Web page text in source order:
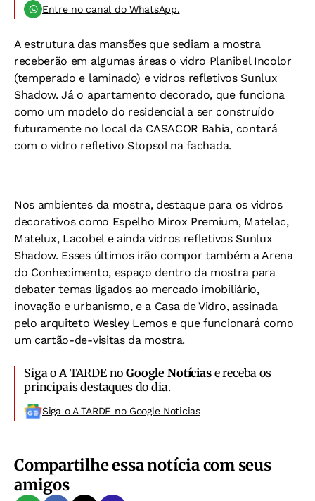
Entre no canal do WhatsApp.
A estrutura das mansões que sediam a mostra
receberão em algumas áreas o vidro Planibel Incolor
(temperado e laminado) e vidros refletivos Sunlux
Shadow. Já o apartamento decorado, que funciona
como um modelo do residencial a ser construído
futuramente no local da CASACOR Bahia, contará
com o vidro refletivo Stopsol na fachada.
Nos ambientes da mostra, destaque para os vidros
decorativos como Espelho Mirox Premium, Matelac,
Matelux, Lacobel e ainda vidros refletivos Sunlux
Shadow. Esses últimos irão compor também a Arena
do Conhecimento, espaço dentro da mostra para
debater temas ligados ao mercado imobiliário,
inovação e urbanismo, e a Casa de Vidro, assinada
pelo arquiteto Wesley Lemos e que funcionará como
um cartão-de-visitas da mostra.
Siga o A TARDE noGoogle Notíciase receba os
principais destaques do dia.
Siga o A TARDE no Google Noticias
Compartilhe essa notícia com seus
amigos